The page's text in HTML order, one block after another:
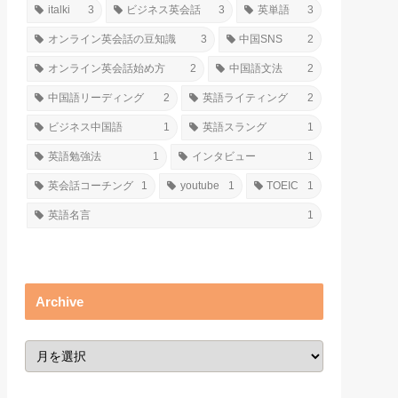
italki 3 ビジネス英会話 3 英単語 3
オンライン英会話の豆知識 3 中国SNS 2
オンライン英会話始め方 2 中国語文法 2
中国語リーディング 2 英語ライティング 2
ビジネス中国語 1 英語スラング 1
英語勉強法 1 インタビュー 1
英会話コーチング 1 youtube 1 TOEIC 1
英語名言 1
Archive